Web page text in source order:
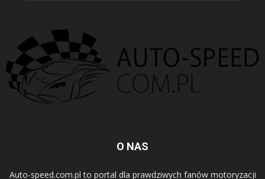
O NAS
Auto-speed.com.pl to portal dla prawdziwych fanów motoryzacji